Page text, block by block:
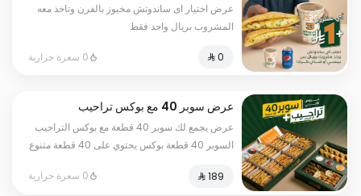
عرض اختيار اى ساندوتش مخبوز بالفرن وتاخذ معه
المشروب بريال واحد فقط
0 سعرة حرارية
عرض سوبر 40 مع بوكس تراحيب
عرض يجمع لك سوبر 40 قطعة مع بوكس التراحيب
السوبر 40 قطعة بوكس يحتوي على 40 قطعة متنوع
رولات وسمبوسة
0 سعرة حرارية